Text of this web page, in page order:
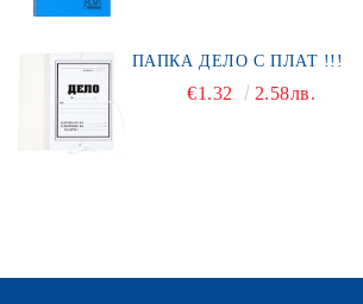
ПАПКА ДЕЛО С ПЛАТ !!!
€1.32 2.58лв.